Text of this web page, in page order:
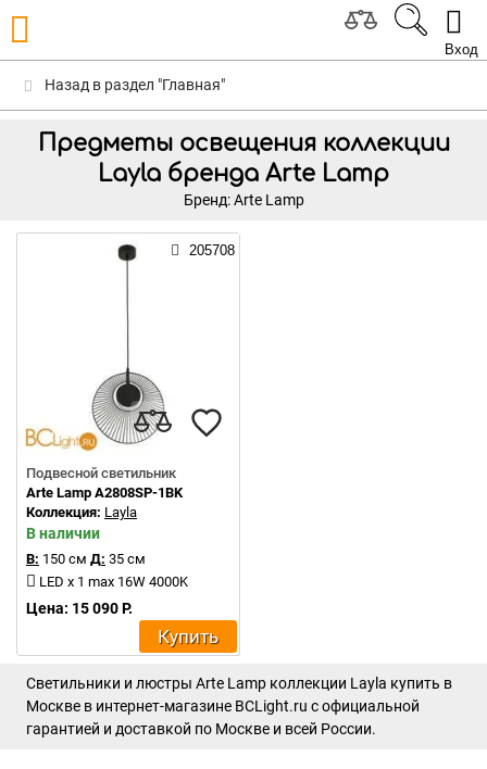
Вход
Назад в раздел "Главная"
Предметы освещения коллекции
Layla бренда Arte Lamp
Бренд: Arte Lamp
205708
Подвесной светильник
Arte Lamp A2808SP-1BK
Коллекция: Layla
В наличии
В: 150 см Д: 35 см
LED x 1 max 16W 4000K
Цена: 15 090 Р.
Купить
Светильники и люстры Arte Lamp коллекции Layla купить в
Москве в интернет-магазине BCLight.ru с официальной
гарантией и доставкой по Москве и всей России.